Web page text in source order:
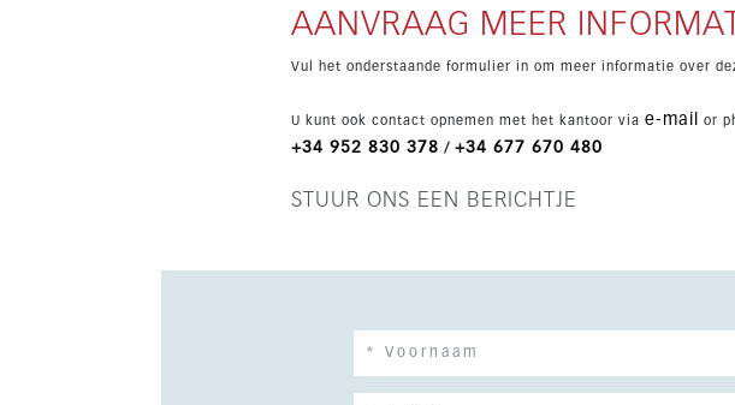
AANVRAAG MEER
Vul het onderstaande formulier in om meer informatie over
U kunt ook contact opnemen met het kantoor via e-mail or
+34 952 830 378 / +34 677 670 480
STUUR ONS EEN BERICHTJE